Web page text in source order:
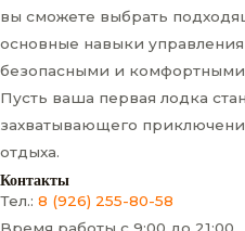
вы сможете выбрать
основные навыки управления
безопасными и
Пусть ваша первая лодка
захватывающего
отдыха.
Контакты
Тел.: 8 (926) 255-80-58